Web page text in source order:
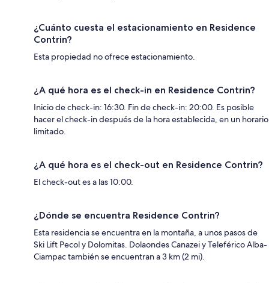
¿Cuánto cuesta el estacionamiento en Residence
Contrin?
Esta propiedad no ofrece estacionamiento.
¿A qué hora es el check-in en Residence Contrin?
Inicio de check-in: 16:30. Fin de check-in: 20:00. Es posible
hacer el check-in después de la hora establecida, en un horario
limitado.
¿A qué hora es el check-out en Residence Contrin?
El check-out es a las 10:00.
¿Dónde se encuentra Residence Contrin?
Esta residencia se encuentra en la montaña, a unos pasos de
Ski Lift Pecol y Dolomitas. Dolaondes Canazei y Teleférico Alba-
Ciampac también se encuentran a 3 km (2 mi).